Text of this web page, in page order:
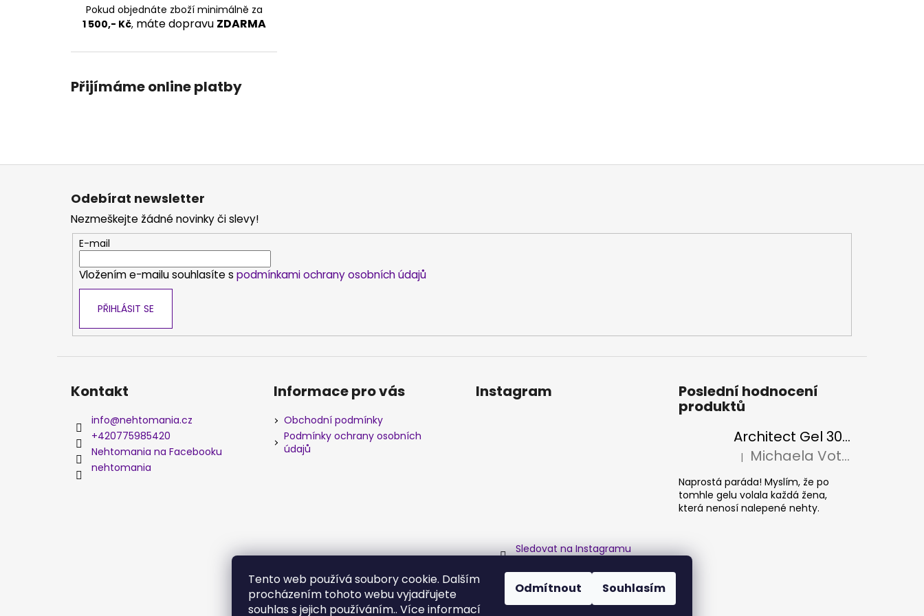
Tento web používá soubory cookie. Dalším
procházením tohoto webu vyjadřujete
souhlas s jejich používáním.. Více informací
Odmítnout Souhlasím
Pokud objednáte zboží minimálně za
1 500,- Kč,máte dopravu ZDARMA
Přijímáme online platby
Z
Odebírat newsletter
Nezmeškejte žádné novinky či slevy!
E-mail
Vložením e-mailu souhlasíte s podmínkami ochrany osobních údajů
PŘIHLÁSIT SE
Kontakt
info@nehtomania.cz
+420775985420
Nehtomania na Facebooku
nehtomania
Informace pro vás
Obchodní podmínky
Podmínky ochrany osobních
údajů
Instagram
Sledovat na Instagramu
Poslední hodnocení
produktů
Architect Gel 30ml
Hodnocení produktu je 5 z 5 hvězdiček.
| Michaela Votava
Naprostá paráda! Myslím, že po
tomhle gelu volala každá žena,
která nenosí nalepené nehty.